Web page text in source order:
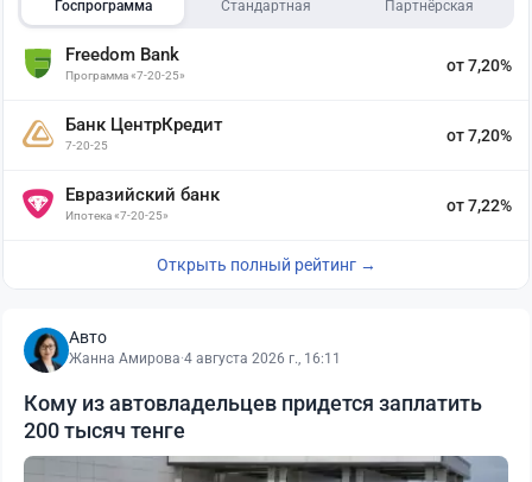
Госпрограмма Стандартная Партнёрская
Freedom Bank
Программа «7-20-25»
от 7,20%
Банк ЦентрКредит
7-20-25
от 7,20%
Евразийский банк
Ипотека «7-20-25»
от 7,22%
Открыть полный рейтинг →
Авто
Жанна Амирова·4 августа 2026 г., 16:11
Кому из автовладельцев придется заплатить
200 тысяч тенге